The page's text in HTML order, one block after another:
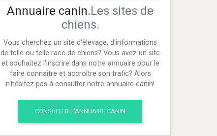
Annuaire canin.Les sites de
chiens.
Vous cherchez un site d'élevage, d'informations
de telle ou telle race de chiens? Vous avez un site
et souhaitez l'inscrire dans notre annuaire pour le
faire connaître et accroître son trafic? Alors
n'hésitez pas à consulter notre annuaire canin!
CONSULTER L'ANNUAIRE CANIN